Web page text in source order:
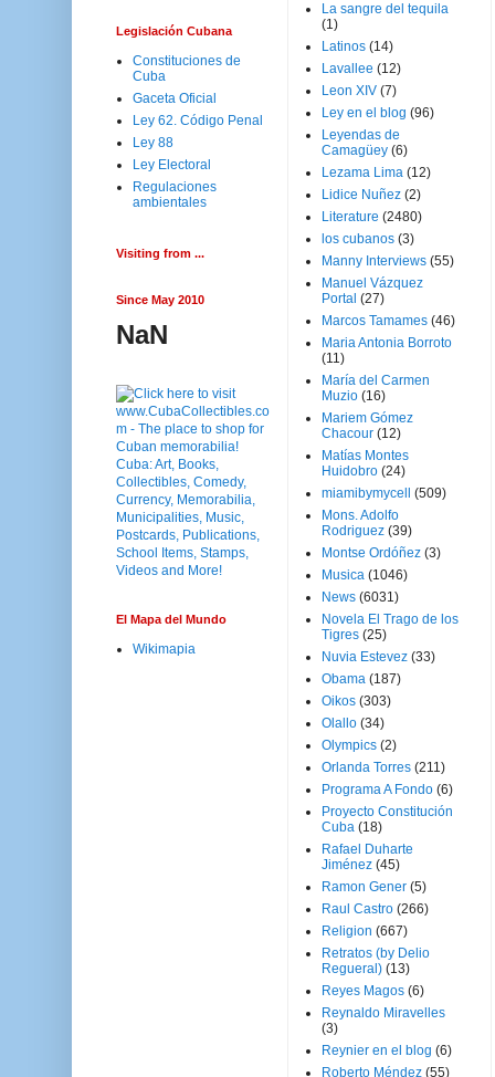
Legislación Cubana
Constituciones de
Cuba
Gaceta Oficial
Ley 62. Código Penal
Ley 88
Ley Electoral
Regulaciones
ambientales
Visiting from ...
Since May 2010
NaN
El Mapa del Mundo
Wikimapia
La sangre del tequila
(1)
Latinos (14)
Lavallee (12)
Leon XIV (7)
Ley en el blog (96)
Leyendas de
Camagüey (6)
Lezama Lima (12)
Lidice Nuñez (2)
Literature (2480)
los cubanos (3)
Manny Interviews (55)
Manuel Vázquez
Portal (27)
Marcos Tamames (46)
Maria Antonia Borroto
(11)
María del Carmen
Muzio (16)
Mariem Gómez
Chacour (12)
Matías Montes
Huidobro (24)
miamibymycell
(509)
Mons. Adolfo
Rodriguez (39)
Montse Ordóñez (3)
Musica (1046)
News (6031)
Novela El Trago de los
Tigres (25)
Nuvia Estevez (33)
Obama (187)
Oikos (303)
Olallo (34)
Olympics (2)
Orlanda Torres (211)
Programa A Fondo (6)
Proyecto Constitución
Cuba (18)
Rafael Duharte
Jiménez (45)
Ramon Gener (5)
Raul Castro (266)
Religion (667)
Retratos (by Delio
Regueral) (13)
Reyes Magos (6)
Reynaldo Miravelles
(3)
Reynier en el blog (6)
Roberto Méndez (55)